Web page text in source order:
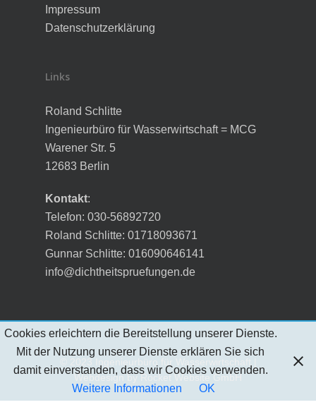
Impressum
Datenschutzerklärung
Links
Roland Schlitte
Ingenieurbüro für Wasserwirtschaft = MCG
Warener Str. 5
12683 Berlin
Kontakt:
Telefon: 030-56892720
Roland Schlitte: 01718093671
Gunnar Schlitte: 016090646141
info@dichtheitspruefungen.de
Webdesign byRocket Website GmbH
Cookies erleichtern die Bereitstellung unserer Dienste.
Mit der Nutzung unserer Dienste erklären Sie sich
damit einverstanden, dass wir Cookies verwenden.
Weitere Informationen
OK